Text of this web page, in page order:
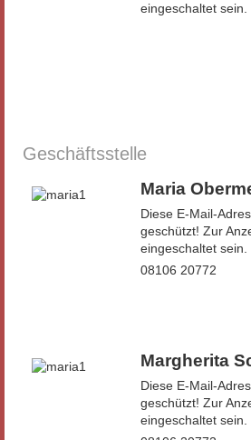
eingeschaltet sein.
Geschäftsstelle
Maria
Diese E-Mail-
geschützt! Zur
eingeschaltet sein.
08106 20772
Margherita
Diese E-Mail-
geschützt! Zur
eingeschaltet sein.